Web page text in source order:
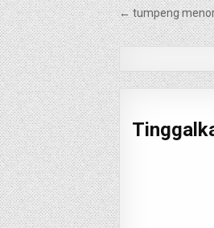
Navigasi
pos
← tumpeng